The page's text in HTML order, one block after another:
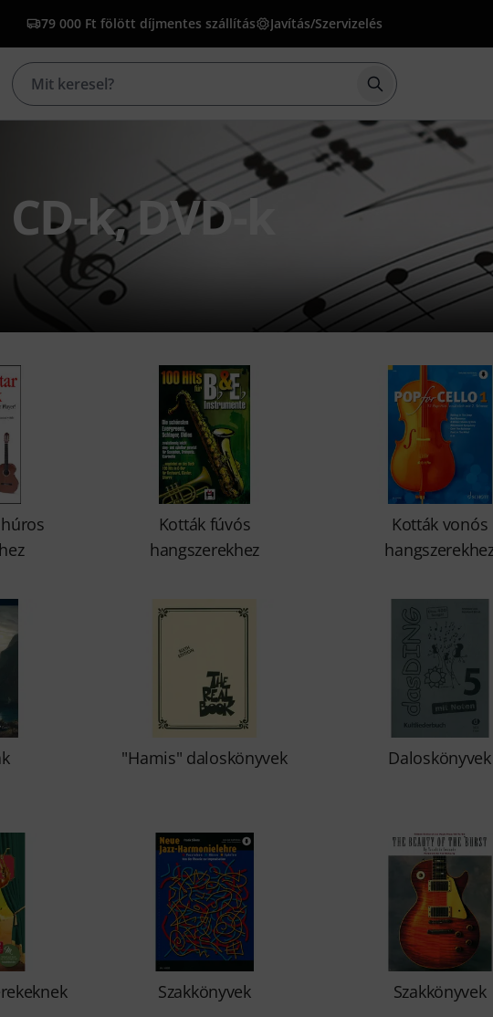
79 000 Ft fölött díjmentes szállítás Javítás/Szervizelés
Keresés
k, DVD-k
Kották fúvós
hangszerekhez
Kották vonós
"Hamis" daloskönyvek Daloskönyvek
Szakkönyvek Szakkönyvek